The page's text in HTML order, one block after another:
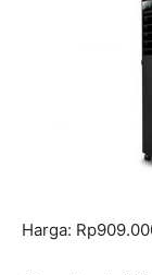
Harga: